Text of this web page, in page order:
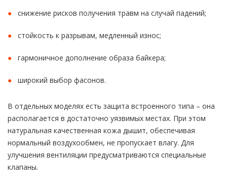
снижение рисков получения травм на случай падений;
стойкость к разрывам, медленный износ;
гармоничное дополнение образа байкера;
широкий выбор фасонов.
В отдельных моделях есть защита встроенного типа – она
располагается в достаточно уязвимых местах. При этом
натуральная качественная кожа дышит, обеспечивая
нормальный воздухообмен, не пропускает влагу. Для
улучшения вентиляции предусматриваются специальные
клапаны.